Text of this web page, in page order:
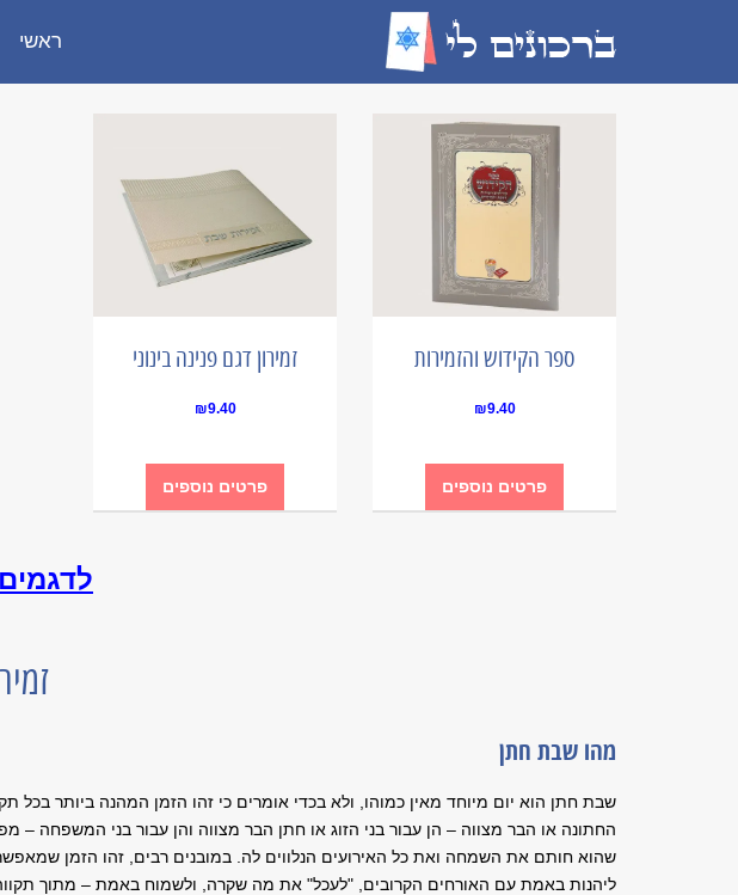
ראשי
ספר הקידוש והזמירות
₪9.40
פרטים נוספים
זמירון דגם פנינה בינוני
₪9.40
פרטים נוספים
מהו שבת חתן
שבת חתן הוא יום מיוחד מאין כמוהו, ולא בכדי אומרים כי זהו הזמן המהנה ביותר בכל
החתונה או הבר מצווה – הן עבור בני הזוג או חתן הבר מצווה והן עבור בני המשפחה –
שהוא חותם את השמחה ואת כל האירועים הנלווים לה. במובנים רבים, זהו הזמן
ליהנות באמת עם האורחים הקרובים, "לעכל" את מה שקרה, ולשמוח באמת – מתוך